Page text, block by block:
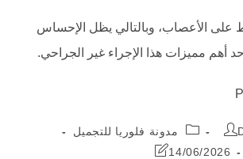
على الأعصاب، وبالتالي يظل الإحساس
أهم مميزات هذا الإجراء غير الجراحي.
مدونة فلوريا للتجميل
14/06/2026